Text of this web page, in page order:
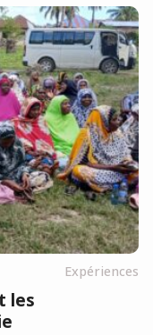
Expériences
les